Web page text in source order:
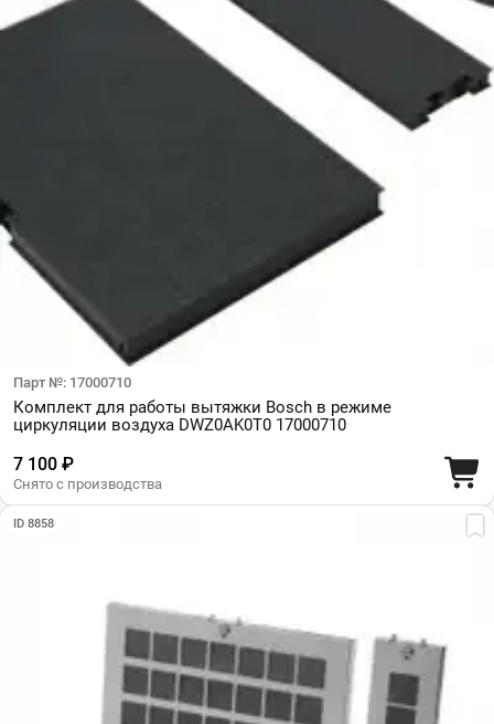
Парт №: 17000710
Комплект для работы вытяжки Bosch в режиме
циркуляции воздуха DWZ0AK0T0 17000710
7 100 ₽
Снято с производства
ID 8858